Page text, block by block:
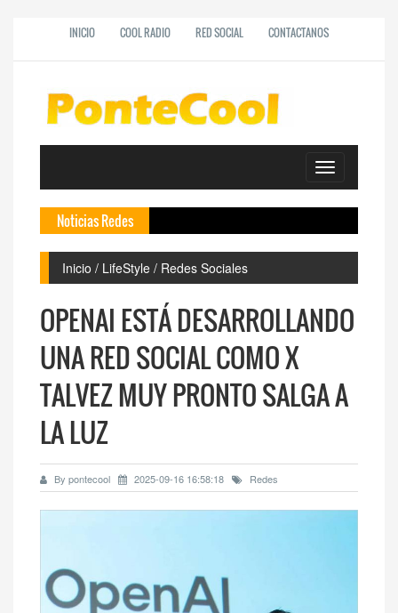
INICIO COOL RADIO RED SOCIAL CONTACTANOS
Toggle
navigation
Noticias Redes
Inicio / LifeStyle / Redes Sociales
OPENAI ESTÁ DESARROLLANDO
UNA RED SOCIAL COMO X
TALVEZ MUY PRONTO SALGA A
LA LUZ
By pontecool 2025-09-16 16:58:18 Redes